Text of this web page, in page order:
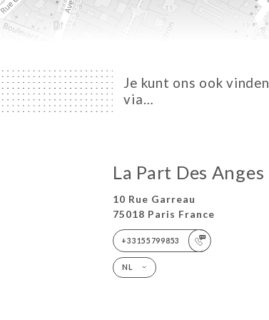
Je kunt ons ook vinden
via…
La Part Des Anges
10 Rue Garreau
75018 Paris France
+33155799853
NL